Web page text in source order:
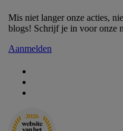
Mis niet langer onze acties,
blogs! Schrijf je in voor onze
Aanmelden